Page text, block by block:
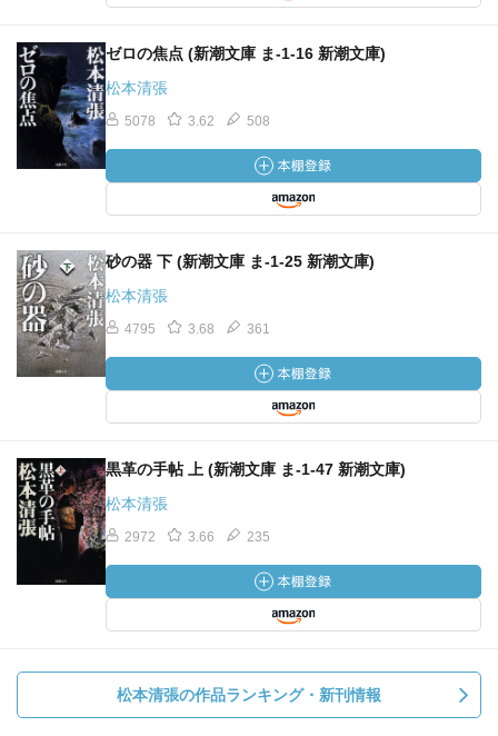
ゼロの焦点 (新潮文庫 ま-1-16 新潮文庫)
松本清張
5078 3.62 508
砂の器 下 (新潮文庫 ま-1-25 新潮文庫)
松本清張
4795 3.68 361
黒革の手帖 上 (新潮文庫 ま-1-47 新潮文庫)
松本清張
2972 3.66 235
松本清張の作品ランキング・新刊情報